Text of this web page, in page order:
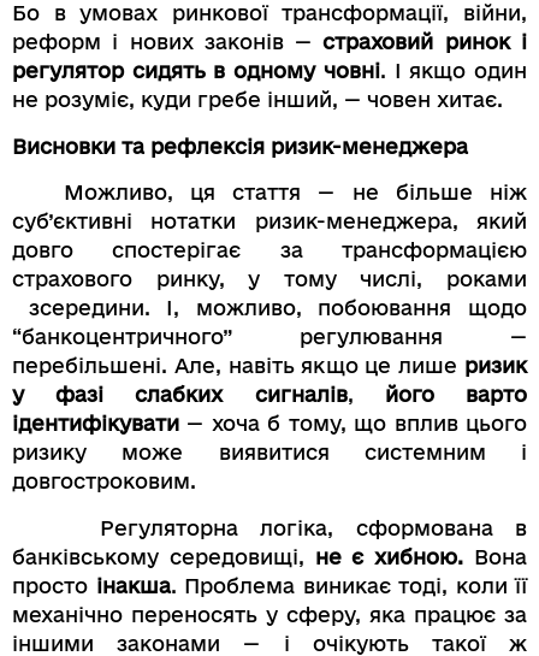
Бо в умовах ринкової трансформації, війни,
реформ і нових законів —страховий ринок і
регулятор сидять в одному човні. І якщо один
не розуміє, куди гребе інший, — човен хитає.
Висновки та рефлексія ризик-менеджера
Можливо, ця стаття — не більше ніж
суб’єктивні нотатки ризик-менеджера, який
довго спостерігає за трансформацією
страхового ринку, у тому числі, роками
зсередини. І, можливо, побоювання щодо
“банкоцентричного” регулювання —
перебільшені. Але, навіть якщо це лише ризик
у фазі слабких сигналів, його варто
ідентифікувати — хоча б тому, що вплив цього
ризику може виявитися системним і
довгостроковим.
Регуляторна логіка, сформована в
банківському середовищі, не є хибною. Вона
просто інакша. Проблема виникає тоді, коли її
механічно переносять у сферу, яка працює за
іншими законами — і очікують такої ж